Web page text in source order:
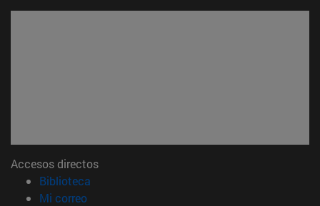
Accesos directos
Biblioteca
Mi correo(abre en nueva ventana)